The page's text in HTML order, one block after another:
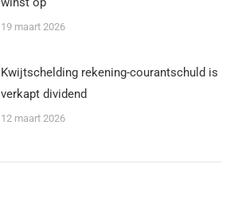
19 maart 2026
Kwijtschelding rekening-courantschuld is
verkapt dividend
12 maart 2026